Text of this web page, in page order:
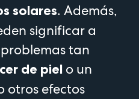
solares. Además,
significar a
tan
de piel o un
otros efectos